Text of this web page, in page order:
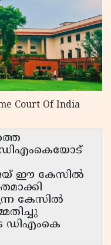
Court Of India
ഡിഎംകെയോട്
ഈ കേസിൽ
കേസിൽ
ഡിഎംകെ